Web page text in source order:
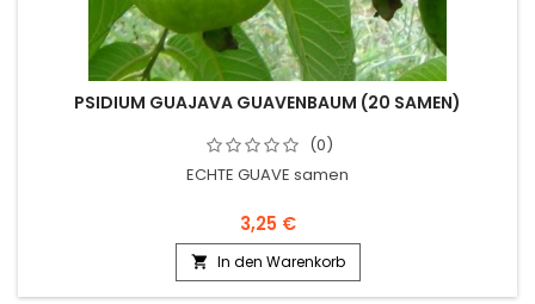
PSIDIUM GUAJAVA GUAVENBAUM (20 SAMEN)
(0)
ECHTE GUAVE samen
3,25 €
 In den Warenkorb